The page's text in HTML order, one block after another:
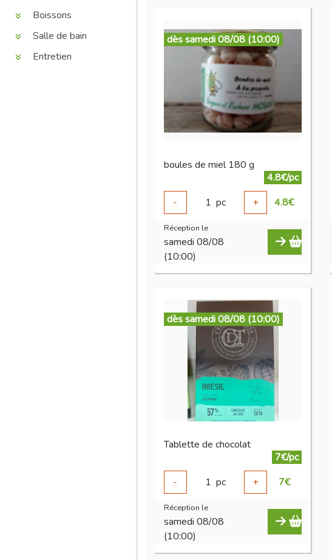
Boissons
Salle de bain
Entretien
dès samedi 08/08 (10:00)
boules de miel 180 g
4.8€/pc
-
1 pc + 4.8€
Réception le
samedi 08/08
(10:00)
dès samedi 08/08 (10:00)
Tablette de chocolat
7€/pc
-
1 pc + 7€
Réception le
samedi 08/08
(10:00)